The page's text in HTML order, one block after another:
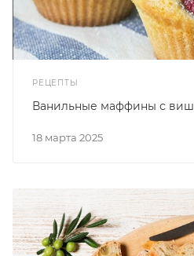
РЕЦЕПТЫ
18 марта 2025
Ванильные маффины с